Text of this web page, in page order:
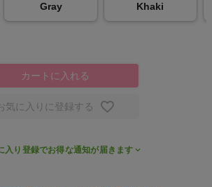
ア
見る
Gray Khaki
カートに入れる
気に入りに登録する
入り登録でお得な通知が届きます